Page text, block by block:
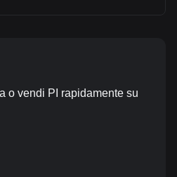
o vendi PI rapidamente su